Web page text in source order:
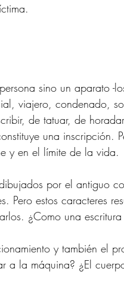
sino un aparato -
viajero, condenado,
de tatuar, de
una inscripción.
y en el límite de la vida.
por el antiguo
Pero estos caracteres
¿Como una
y también el
a la máquina? ¿El